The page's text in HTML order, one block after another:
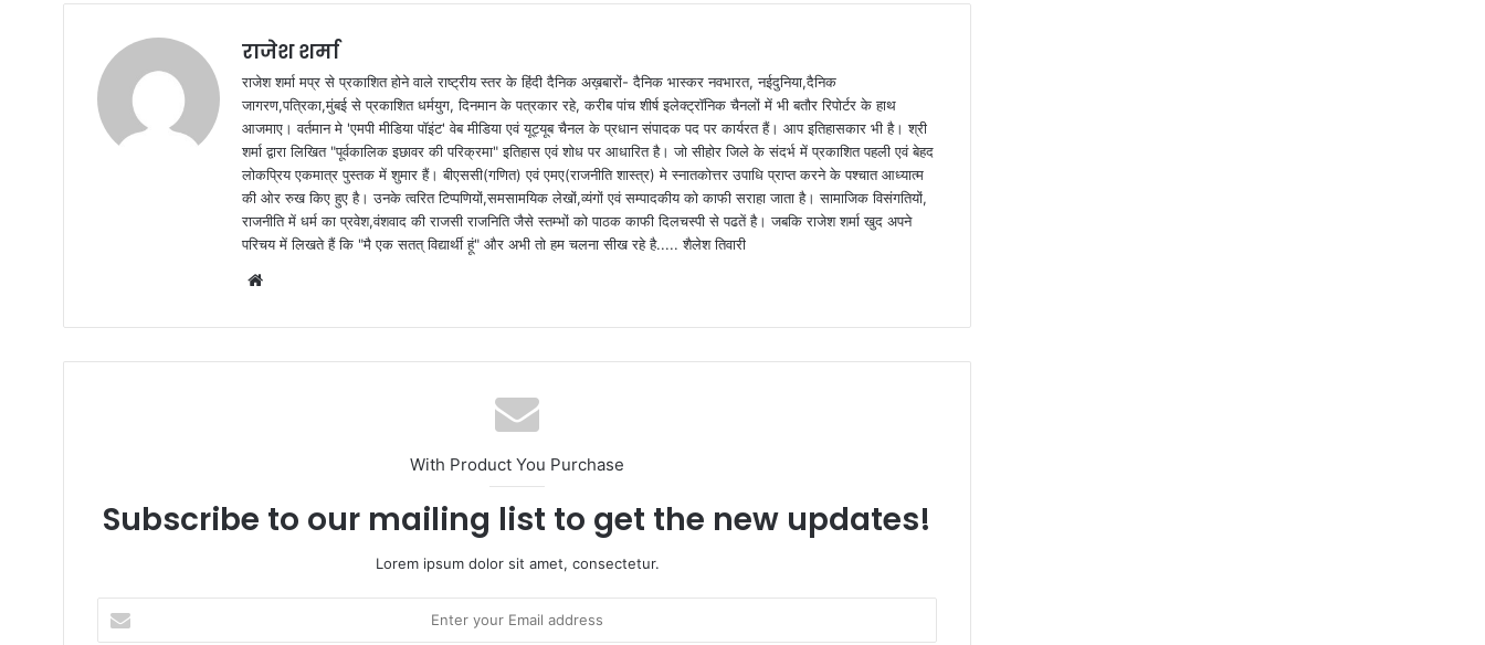
राजेश शर्मा
राजेश शर्मा मप्र से प्रकाशित होने वाले राष्ट्रीय स्तर के हिंदी दैनिक अख़बारों- दैनिक भास्कर नवभारत, नईदुनिया,दैनिक
जागरण,पत्रिका,मुंबई से प्रकाशित धर्मयुग, दिनमान के पत्रकार रहे, करीब पांच शीर्ष इलेक्ट्रॉनिक चैनलों में भी बतौर रिपोर्टर के हाथ
आजमाए। वर्तमान मे 'एमपी मीडिया पॉइंट' वेब मीडिया एवं यूट्यूब चैनल के प्रधान संपादक पद पर कार्यरत हैं। आप इतिहासकार भी है। श्री
शर्मा द्वारा लिखित "पूर्वकालिक इछावर की परिक्रमा" इतिहास एवं शोध पर आधारित है। जो सीहोर जिले के संदर्भ में प्रकाशित पहली एवं बेहद
लोकप्रिय एकमात्र पुस्तक में शुमार हैं। बीएससी(गणित) एवं एमए(राजनीति शास्त्र) मे स्नातकोत्तर उपाधि प्राप्त करने के पश्चात आध्यात्म
की ओर रुख किए हुए है। उनके त्वरित टिप्पणियों,समसामयिक लेखों,व्यंगों एवं सम्पादकीय को काफी सराहा जाता है। सामाजिक विसंगतियों,
राजनीति में धर्म का प्रवेश,वंशवाद की राजसी राजनिति जैसे स्तम्भों को पाठक काफी दिलचस्पी से पढतें है। जबकि राजेश शर्मा खुद अपने
परिचय में लिखते हैं कि "मै एक सतत् विद्यार्थी हूं" और अभी तो हम चलना सीख रहे है..... शैलेश तिवारी
b
s
With Product You Purchase
Subscribe to our mailing list to get the new updates!
Lorem ipsum dolor sit amet, consectetur.